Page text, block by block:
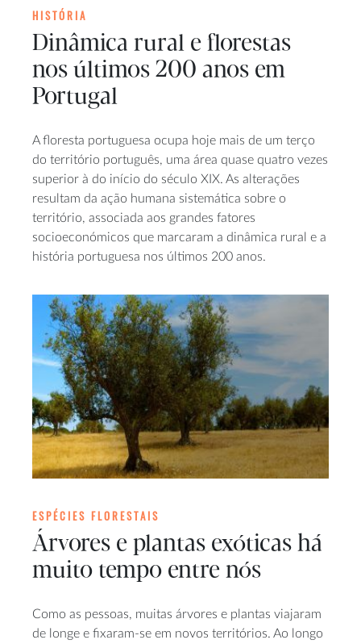
HISTÓRIA
Dinâmica rural e florestas
nos últimos 200 anos em
Portugal
A floresta portuguesa ocupa hoje mais de um terço
do território português, uma área quase quatro vezes
superior à do início do século XIX. As alterações
resultam da ação humana sistemática sobre o
território, associada aos grandes fatores
socioeconómicos que marcaram a dinâmica rural e a
história portuguesa nos últimos 200 anos.
ESPÉCIES FLORESTAIS
Árvores e plantas exóticas há
muito tempo entre nós
Como as pessoas, muitas árvores e plantas viajaram
de longe e fixaram-se em novos territórios. Ao longo